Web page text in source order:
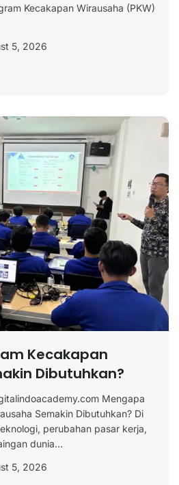
Kecakapan Wirausaha (PKW)
5, 2026
Kecakapan
Dibutuhkan?
Mengapa
Semakin Dibutuhkan? Di
perubahan pasar kerja,
dunia...
5, 2026